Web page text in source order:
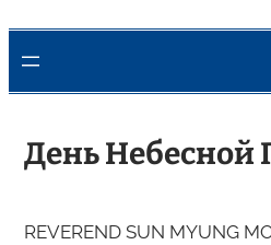
День Небесной
REVEREND SUN MYUNG